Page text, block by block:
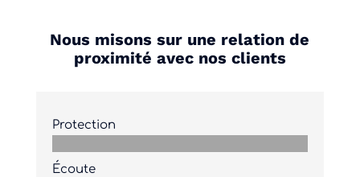
Nous misons sur une relation de
proximité avec nos clients
Protection
Écoute